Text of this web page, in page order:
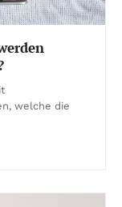
welche die